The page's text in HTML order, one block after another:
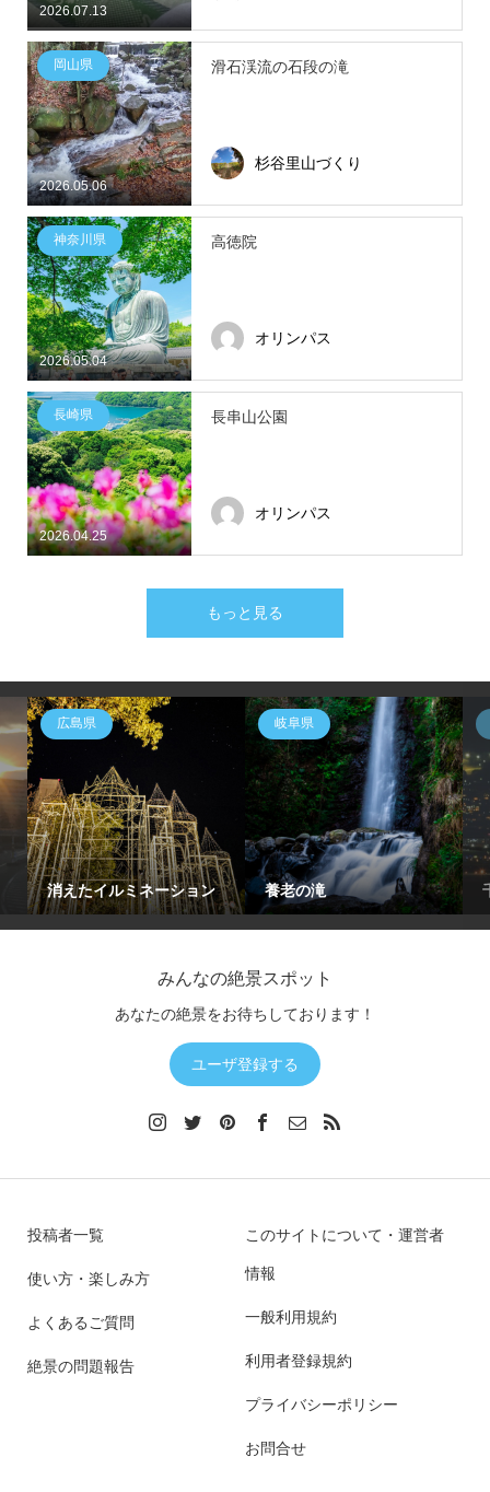
2026.07.13
2026.05.06
岡山県 滑石渓流の石段の滝
杉谷里山づくり
2026.05.04
神奈川県 高徳院
オリンパス
2026.04.25
長崎県 長串山公園
オリンパス
もっと見る
広島県
消えたイルミネーション
岐阜県
養老の滝
みんなの絶景スポット
あなたの絶景をお待ちしております！
ユーザ登録する
投稿者一覧
使い方・楽しみ方
よくあるご質問
絶景の問題報告
このサイトについて・運営者
情報
一般利用規約
利用者登録規約
プライバシーポリシー
お問合せ